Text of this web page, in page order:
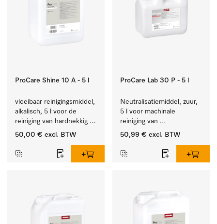
ProCare Shine 10 A - 5 l
vloeibaar reinigingsmiddel,
alkalisch, 5 l voor de
reiniging van hardnekkig
vuil op serviesgoed,
50,00 € excl. BTW
ProCare Lab 30 P - 5 l
Neutralisatiemiddel, zuur,
5 l voor machinale
reiniging van
laboratoriumglaswerk en -
50,99 € excl. BTW